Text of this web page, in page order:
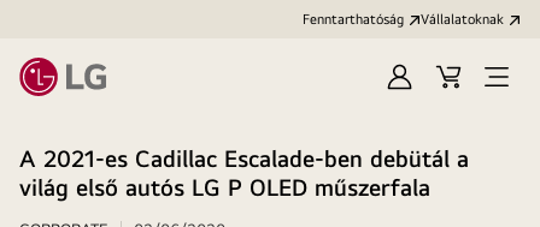
Fenntarthatóság Vállalatoknak
Bejelentkezés
KosárMenü
A 2021-es Cadillac Escalade-ben debütál a
világ első autós LG P OLED műszerfala